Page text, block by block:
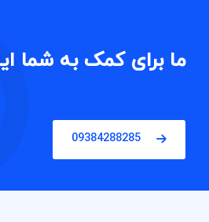
ما برای کمک به شما
09384288285